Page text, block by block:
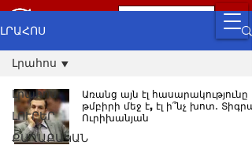
ԼՐԱՀՈՍ
Լրահոս
ԼՈՒՐԵՐ
ՔԱՂԱՔԱԿԱՆ
Լրահոս
Առանց այն էլ հասարակությունը
թմբիրի մեջ է, էլ ի՞նչ խոտ․
Ուրիխանյան